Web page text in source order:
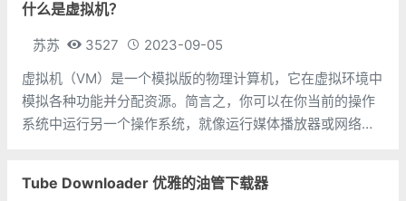
什么是虚拟机？
苏苏 3527
2023-09-05
虚拟机（VM）是一个模拟版的物理计算机，它在虚拟环境中
模拟各种功能并分配资源。简言之，你可以在你当前的操作
系统中运行另一个操作系统，就像运行媒体播放器或网络浏
更新操作系统等等。当然，根据使用场
Tube Downloader 优雅的油管下载器